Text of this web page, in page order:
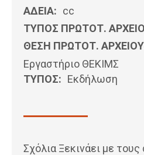
ΑΔΕΙΑ: cc
ΤΥΠΟΣ ΠΡΩΤΟΤ.
ΘΕΣΗ ΠΡΩΤΟΤ.
Εργαστήριο ΘΕΚΙΜΣ
ΤΥΠΟΣ: Εκδήλωση
Σχόλια Ξεκινάει με